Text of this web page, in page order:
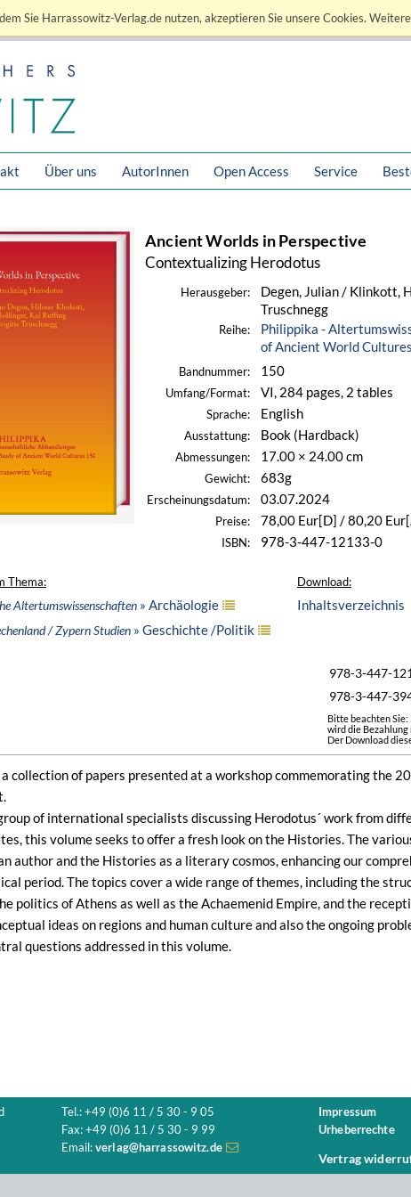
Sie Harrassowitz-Verlag.de nutzen, akzeptieren Sie unsere Cookies.
Über uns AutorInnen Open Access Service
Ancient Worlds in Perspective
Contextualizing Herodotus
Herausgeber:
Degen, Julian / Klinkott,
Truschnegg
Reihe:
Philippika -
of Ancient World Cultures
Bandnummer: 150
Umfang/Format: VI, 284 pages, 2 tables
Sprache: English
Ausstattung: Book (Hardback)
Abmessungen: 17.00 × 24.00 cm
Gewicht: 683g
Erscheinungsdatum: 03.07.2024
Preise: 78,00 Eur[D] / 80,20
ISBN: 978-3-447-12133-0
Thema:
Altertumswissenschaften » Archäologie
/ Zypern Studien » Geschichte /Politik
Download:
Inhaltsverzeichnis
978-3-447-
978-3-447-
Bitte beachten
wird die Bezahlung
Der Download
collection of papers presented at a workshop commemorating the
of international specialists discussing Herodotus´ work from
this volume seeks to offer a fresh look on the Histories. The
author and the Histories as a literary cosmos, enhancing our
period. The topics cover a wide range of themes, including the
politics of Athens as well as the Achaemenid Empire, and the
ideas on regions and human culture and also the ongoing
questions addressed in this volume.
Tel.: +49 (0)6 11 / 5 30 - 9 05
Fax: +49 (0)6 11 / 5 30 - 9 99
Email: verlag@harrassowitz.de
Impressum
Urheberrechte
Vertrag